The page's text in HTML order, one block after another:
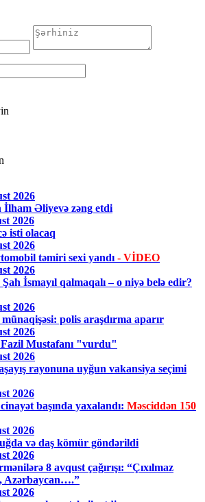
2026
İlham Əliyevə zəng etdi
2026
isti olacaq
2026
təmiri sexi yandı - VİDEO
2026
İsmayıl qalmaqalı – o niyə belə edir?
2026
polis araşdırma aparır
2026
Mustafanı "vurdu"
2026
rayonuna uyğun vakansiya seçimi
2026
başında yaxalandı: Məsciddən 150
2026
və daş kömür göndərildi
2026
8 avqust çağırışı: “Çıxılmaz
Azərbaycan….”
2026